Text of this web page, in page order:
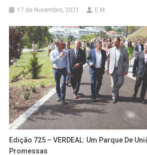
17 de Novembro, 2021 E.M.
Edição 725 – VERDEAL: Um Parque De
Promessas